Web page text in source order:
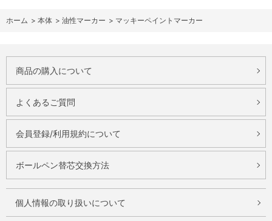
ホーム > 本体 > 油性マーカー > マッキーペイントマーカー
商品の購入について
よくあるご質問
会員登録/利用規約について
ボールペン替芯交換方法
個人情報の取り扱いについて